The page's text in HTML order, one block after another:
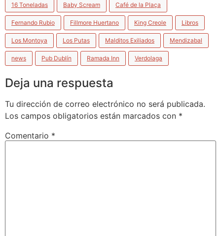
16 Toneladas Baby Scream Café de la Plaça
Fernando Rubio Fillmore Huertano King Creole Libros
Los Montoya Los Putas Malditos Exiliados Mendizabal
news Pub Dublín Ramada Inn Verdolaga
Deja una respuesta
Tu dirección de correo electrónico no será publicada.
Los campos obligatorios están marcados con *
Comentario *